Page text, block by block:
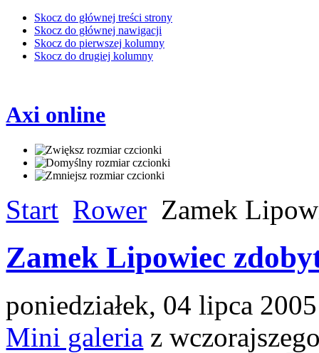
Skocz do głównej treści strony
Skocz do głównej nawigacji
Skocz do pierwszej kolumny
Skocz do drugiej kolumny
Axi online
Start Rower Zamek
Zamek Lipowiec
poniedziałek, 04 lipca
Mini galeria z